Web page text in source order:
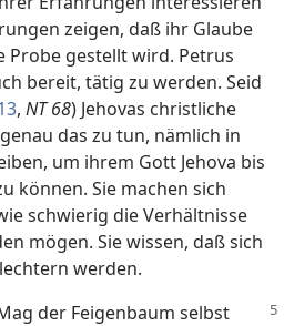
zeigen, daß ihr Glaube
Probe gestellt wird. Petrus
bereit, tätig zu werden. Seid
, NT 68) Jehovas christliche
das zu tun, nämlich in
um ihrem Gott Jehova bis
können. Sie machen sich
schwierig die Verhältnisse
mögen. Sie wissen, daß sich
werden.
der Feigenbaum selbst